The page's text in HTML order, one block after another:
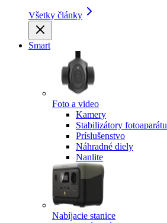
Všetky články
Smart
Foto a video
Kamery
Stabilizátory fotoaparátu
Príslušenstvo
Náhradné diely
Nanlite
Nabíjacie stanice